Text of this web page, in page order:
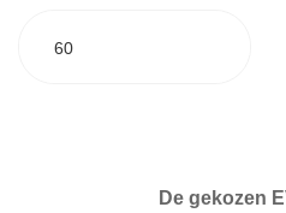
60
De gekozen